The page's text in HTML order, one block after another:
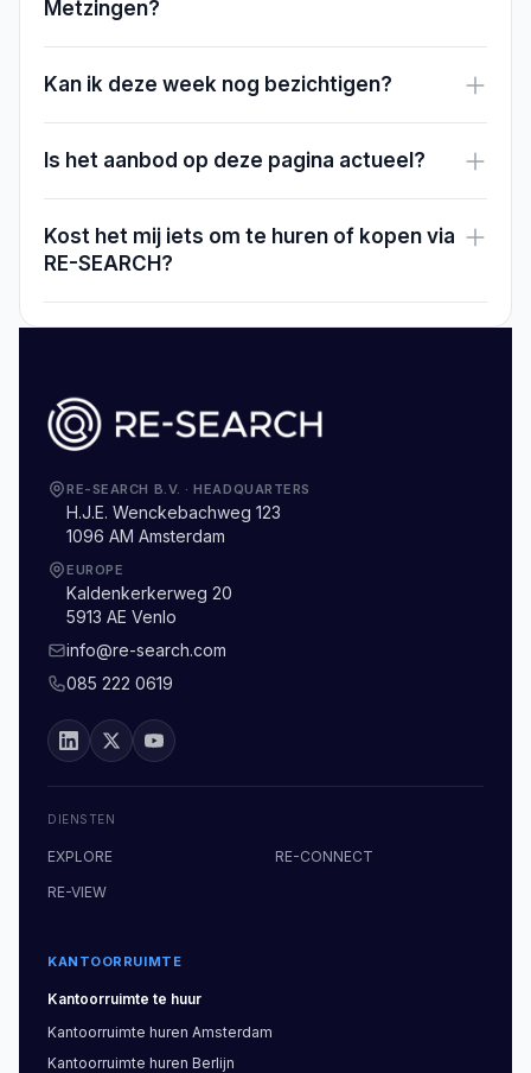
Metzingen?
Kan ik deze week nog bezichtigen?
Is het aanbod op deze pagina actueel?
Kost het mij iets om te huren of kopen via
RE-SEARCH?
RE-SEARCH B.V. ·HEADQUARTERS
H.J.E. Wenckebachweg 123
1096 AM Amsterdam
EUROPE
Kaldenkerkerweg 20
5913 AE Venlo
info@re-search.com
085 222 0619
DIENSTEN
EXPLORE
RE-CONNECT
RE-VIEW
KANTOORRUIMTE
Kantoorruimte te huur
Kantoorruimte huren Amsterdam
Kantoorruimte huren Berlijn